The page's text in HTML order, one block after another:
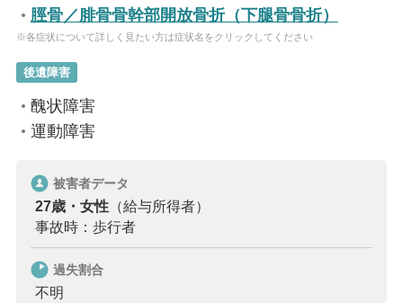
脛骨／腓骨骨幹部開放骨折（下腿骨骨折）
※各症状について詳しく見たい方は症状名をクリックしてください
後遺障害
醜状障害
運動障害
被害者データ
27歳・女性 （給与所得者）
事故時：歩行者
過失割合
不明